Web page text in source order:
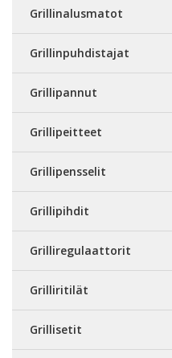
Grillinalusmatot
Grillinpuhdistajat
Grillipannut
Grillipeitteet
Grillipensselit
Grillipihdit
Grilliregulaattorit
Grilliritilät
Grillisetit